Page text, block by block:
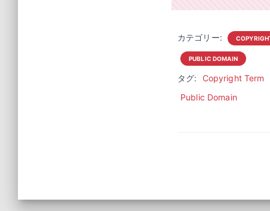
カテゴリー:
PUBLIC DOMAIN
タグ: Copyright Term
Public Domain